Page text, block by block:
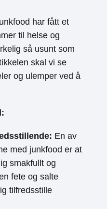
har fått et
til helse og
så usunt som
skal vi se
og ulemper ved å
En av
med junkfood er at
smakfullt og
fete og salte
tilfredsstille